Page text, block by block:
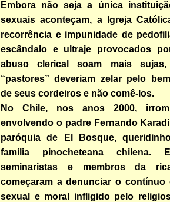
Embora não seja a única
sexuais aconteçam, a Igreja
recorrência e impunidade de
escândalo e ultraje provocados
abuso clerical soam mais
“pastores” deveriam zelar pelo
de seus cordeiros e não comê-los.
No Chile, nos anos 2000,
envolvendo o padre Fernando
paróquia de El Bosque,
família pinocheteana chilena.
seminaristas e membros da
começaram a denunciar o contínuo
sexual e moral infligido pelo